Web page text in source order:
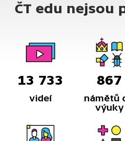
ČT edu nejsou
13 733
videí
867
námětů
výuky